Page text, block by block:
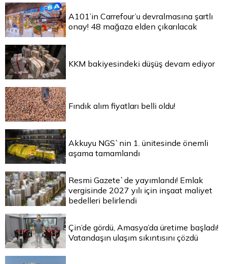
A101’in Carrefour’u devralmasına şartlı
onay! 48 mağaza elden çıkarılacak
KKM bakiyesindeki düşüş devam ediyor
Fındık alım fiyatları belli oldu!
Akkuyu NGS`nin 1. ünitesinde önemli
aşama tamamlandı
Resmi Gazete`de yayımlandı! Emlak
vergisinde 2027 yılı için inşaat maliyet
bedelleri belirlendi
Çin’de gördü, Amasya’da üretime başladı!
Vatandaşın ulaşım sıkıntısını çözdü